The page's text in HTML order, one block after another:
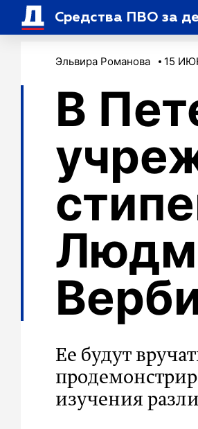
Средства ПВО за
Эльвира Романова 15
В
Ее будут
изучения